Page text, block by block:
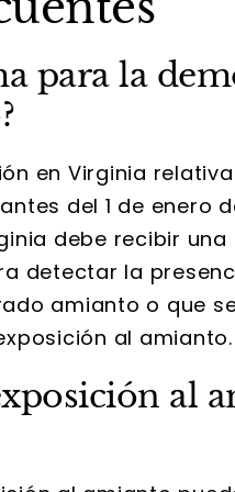
para la
en Virginia
del 1 de enero
debe recibir
detectar la
amianto o que
al amianto.
al